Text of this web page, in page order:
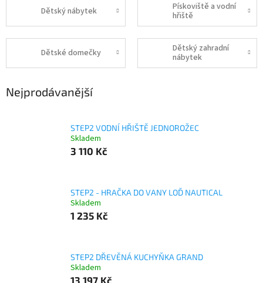
Dětský nábytek
Pískoviště a vodní
hřiště
Dětské domečky
Dětský zahradní
nábytek
Nejprodávanější
STEP2 VODNÍ HŘIŠTĚ JEDNOROŽEC
Skladem
3 110 Kč
STEP2 - HRAČKA DO VANY LOĎ NAUTICAL
Skladem
1 235 Kč
STEP2 DŘEVĚNÁ KUCHYŇKA GRAND
Skladem
13 197 Kč